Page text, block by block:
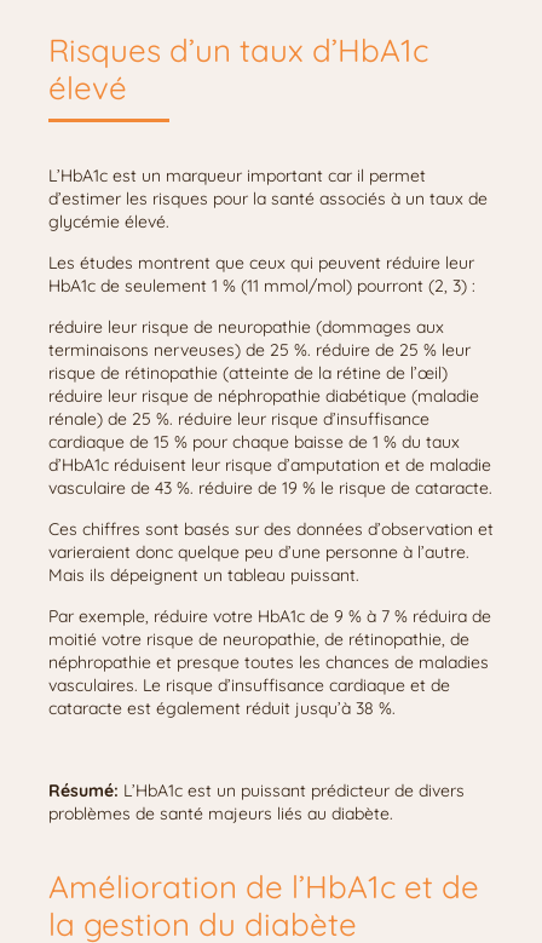
Risques d’un taux d’HbA1c
élevé
L’HbA1c est un marqueur important car il permet
d’estimer les risques pour la santé associés à un taux de
glycémie élevé.
Les études montrent que ceux qui peuvent réduire leur
HbA1c de seulement 1 % (11 mmol/mol) pourront (2, 3) :
réduire leur risque de neuropathie (dommages aux
terminaisons nerveuses) de 25 %. réduire de 25 % leur
risque de rétinopathie (atteinte de la rétine de l’œil)
réduire leur risque de néphropathie diabétique (maladie
rénale) de 25 %. réduire leur risque d’insuffisance
cardiaque de 15 % pour chaque baisse de 1 % du taux
d’HbA1c réduisent leur risque d’amputation et de maladie
vasculaire de 43 %. réduire de 19 % le risque de cataracte.
Ces chiffres sont basés sur des données d’observation et
varieraient donc quelque peu d’une personne à l’autre.
Mais ils dépeignent un tableau puissant.
Par exemple, réduire votre HbA1c de 9 % à 7 % réduira de
moitié votre risque de neuropathie, de rétinopathie, de
néphropathie et presque toutes les chances de maladies
vasculaires. Le risque d’insuffisance cardiaque et de
cataracte est également réduit jusqu’à 38 %.
Résumé: L’HbA1c est un puissant prédicteur de divers
problèmes de santé majeurs liés au diabète.
Amélioration de l’HbA1c et de
la gestion du diabète